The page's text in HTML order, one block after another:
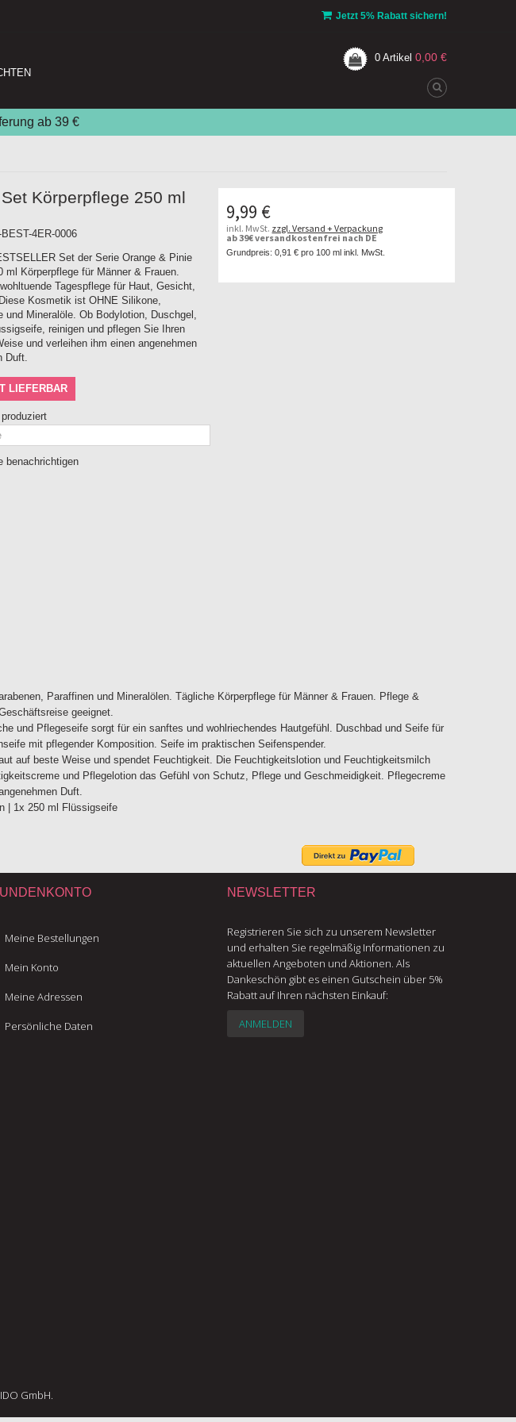
Jetzt 5% Rabatt sichern!
0 Artikel 0,00 €
ab 39 €
Körperpflege 250 ml
BEST-4ER-0006
Set der Serie Orange & Pinie
ml Körperpflege für Männer & Frauen.
Tagespflege für Haut, Gesicht,
Kosmetik ist OHNE Silikone,
und Mineralöle. Ob Bodylotion, Duschgel,
reinigen und pflegen Sie Ihren
und verleihen ihm einen angenehmen
Duft.
LIEFERBAR
benachrichtigen
9,99 €
inkl. MwSt. zzgl. Versand + Verpackung
ab 39€ versandkostenfrei nach DE
Grundpreis: 0,91 € pro 100 ml inkl. MwSt.
Paraffinen und Mineralölen. Tägliche Körperpflege für Männer & Frauen. Pflege &
geeignet.
und Pflegeseife sorgt für ein sanftes und wohlriechendes Hautgefühl. Duschbad und Seife für
mit pflegender Komposition. Seife im praktischen Seifenspender.
auf beste Weise und spendet Feuchtigkeit. Die Feuchtigkeitslotion und Feuchtigkeitsmilch
und Pflegelotion das Gefühl von Schutz, Pflege und Geschmeidigkeit. Pflegecreme
Duft.
| 1x 250 ml Flüssigseife
Meine Bestellungen
Mein Konto
Meine Adressen
Persönliche Daten
NEWSLETTER
Registrieren Sie sich zu unserem Newsletter
und erhalten Sie regelmäßig Informationen zu
aktuellen Angeboten und Aktionen. Als
Dankeschön gibt es einen Gutschein über 5%
Rabatt auf Ihren nächsten Einkauf:
ANMELDEN
GmbH.